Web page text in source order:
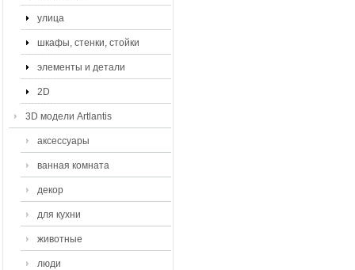
улица
шкафы, стенки, стойки
элементы и детали
2D
3D модели Artlantis
аксессуары
ванная комната
декор
для кухни
животные
люди